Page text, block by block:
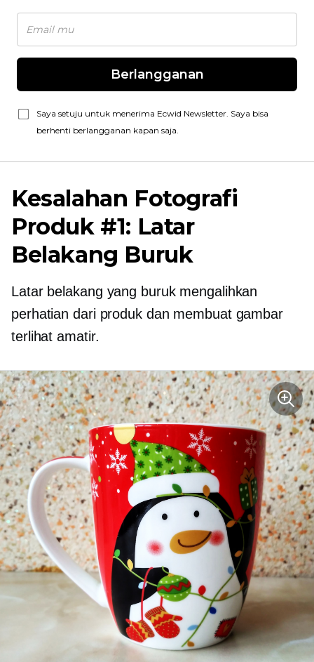
Berlangganan
Saya setuju untuk menerima Ecwid Newsletter. Saya bisa
berhenti berlangganan kapan saja.
Kesalahan Fotografi
Produk #1: Latar
Belakang Buruk
Latar belakang yang buruk mengalihkan
perhatian dari produk dan membuat gambar
terlihat amatir.